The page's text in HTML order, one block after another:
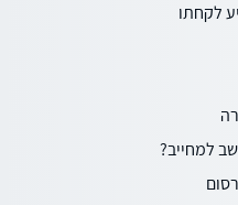
לקחתו
למחייב?